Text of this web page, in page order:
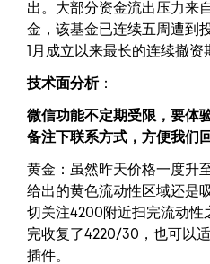
出。大部分资金流出压力来
金，该基金已连续五周遭到
1月成立以来最长的连续撤资
技术面分析：
微信功能不定期受限，要体
备注下联系方式，方便我们
黄金：虽然昨天价格一度升
给出的黄色流动性区域还是
切关注4200附近扫完流动性
完收复了4220/30，也可以
插件。